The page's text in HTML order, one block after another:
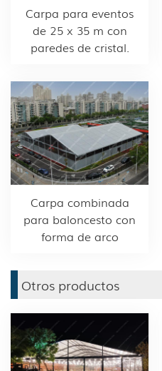
Carpa para eventos
de 25 x 35 m con
paredes de cristal.
Carpa combinada
para baloncesto con
forma de arco
Otros productos